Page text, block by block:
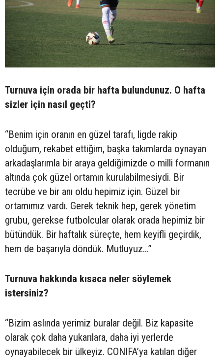
Turnuva için orada bir hafta bulundunuz. O hafta
sizler için nasıl geçti?
“Benim için oranın en güzel tarafı, ligde rakip
olduğum, rekabet ettiğim, başka takımlarda oynayan
arkadaşlarımla bir araya geldiğimizde o milli formanın
altında çok güzel ortamın kurulabilmesiydi. Bir
tecrübe ve bir anı oldu hepimiz için. Güzel bir
ortamımız vardı. Gerek teknik hep, gerek yönetim
grubu, gerekse futbolcular olarak orada hepimiz bir
bütündük. Bir haftalık süreçte, hem keyifli geçirdik,
hem de başarıyla döndük. Mutluyuz...”
Turnuva hakkında kısaca neler söylemek
istersiniz?
“Bizim aslında yerimiz buralar değil. Biz kapasite
olarak çok daha yukarılara, daha iyi yerlerde
oynayabilecek bir ülkeyiz. CONIFA’ya katılan diğer